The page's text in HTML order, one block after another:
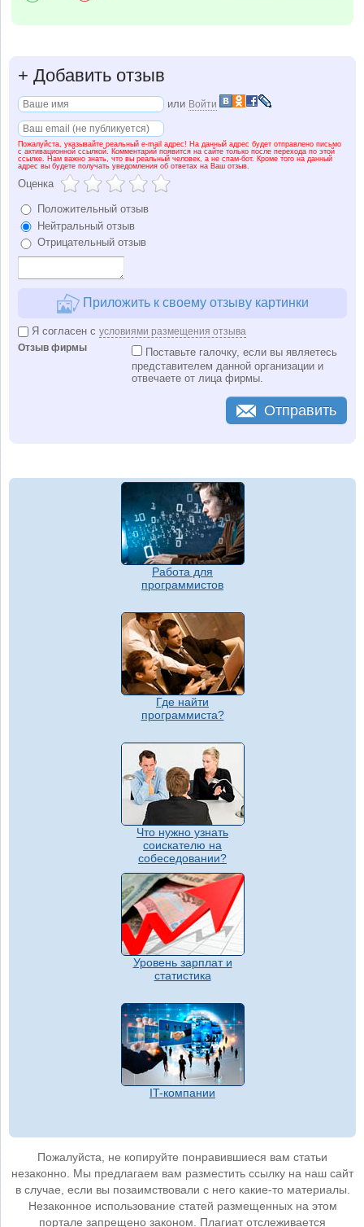
+ Добавить отзыв
или Войти
Пожалуйста, указывайте реальный e-mail адрес! На данный адрес будет отправлено письмо
с активационной ссылкой. Комментарий появится на сайте только после перехода по этой
ссылке. Нам важно знать, что вы реальный человек, а не спам-бот. Кроме того на данный
адрес вы будете получать уведомления об ответах на Ваш отзыв.
Оценка
Положительный отзыв
Нейтральный отзыв
Отрицательный отзыв
Приложить к своему отзыву картинки
Я согласен с условиями размещения отзыва
Отзыв фирмы
Поставьте галочку, если вы являетесь
представителем данной организации и
отвечаете от лица фирмы.
Отправить
Работа для
программистов
Где найти
программиста?
Что нужно узнать
соискателю на
собеседовании?
Уровень зарплат и
статистика
IT-компании
Пожалуйста, не копируйте понравившиеся вам статьи
незаконно. Мы предлагаем вам разместить ссылку на наш сайт
в случае, если вы позаимствовали с него какие-то материалы.
Незаконное использование статей размещенных на этом
портале запрещено законом. Плагиат отслеживается